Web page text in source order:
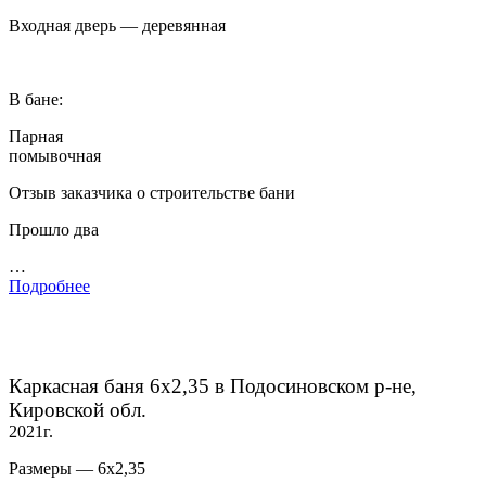
Входная дверь — деревянная
В бане:
Парная
помывочная
Отзыв заказчика о строительстве бани
Прошло два
…
Подробнее
Каркасная баня 6х2,35 в Подосиновском р-не,
Кировской обл.
2021г.
Размеры — 6х2,35